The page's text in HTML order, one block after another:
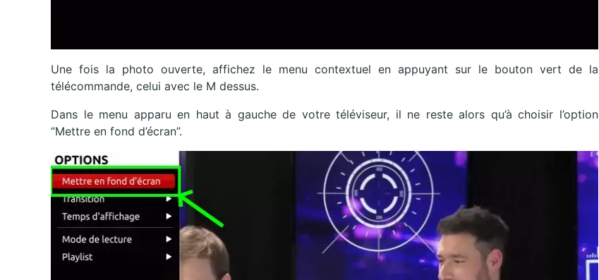
Une fois la photo ouverte, affichez le menu contextuel en appuyant sur le bouton vert de la
télécommande, celui avec le M dessus.
Dans le menu apparu en haut à gauche de votre téléviseur, il ne reste alors qu’à choisir l’option
“Mettre en fond d’écran”.